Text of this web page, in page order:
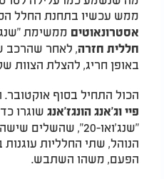
ממש עכשיו בתחנת החלל
אסטרונאוטים ממשימת "שנג'ואו-
חללית חזרה, לאחר שהרכב
באופן חריג, להצלת הצוות
הכול התחיל בסוף
פיי וג'אנג הונגז'אנג שוגרו
"שנג'ואו-20",
הנוהל, שתי החלליות
הפעם, משהו השתבש.